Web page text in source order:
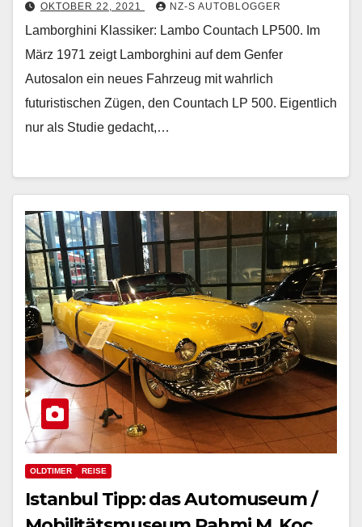
OKTOBER 22, 2021 NZ-S AUTOBLOGGER
Lamborghini Klassiker: Lambo Countach LP500. Im
März 1971 zeigt Lamborghini auf dem Genfer
Autosalon ein neues Fahrzeug mit wahrlich
futuristischen Zügen, den Countach LP 500. Eigentlich
nur als Studie gedacht,…
OLDTIMER REISE
Istanbul Tipp: das Automuseum /